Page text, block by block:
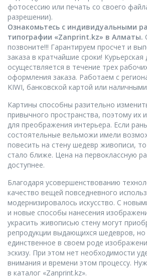
фотосессию или печать со своего
разрешении).
Ознакомьтесь с индивидуальными
типографии «Zanprint.kz» в Алматы.
позвоните!!! Гарантируем просчет и
заказа в кратчайшие сроки! Курьерская
осуществляется в течение трех
оформления заказа. Работаем с
KIWI, банковской картой или
Картины способны разительно
привычного пространства, поэтому их
для преображения интерьера. Если
состоятельные вельможи имели
повесить на стену шедевр живописи, то
стало ближе. Цена на первоклассную
доступнее.
Благодаря усовершенствованию
качество вещей повседневного
модернизировалось искусство. С
и новые способы нанесения
украсить живописью стену могут
репродукции выдающихся шедевров, но
единственное в своем роде
эскизу. При этом нет необходимости
внимания и времени этом процессу.
в каталог «Zanprint.kz».